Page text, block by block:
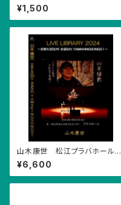
¥1,500
山木康世 松江プラバホールＤ
ＶＤ
¥6,600